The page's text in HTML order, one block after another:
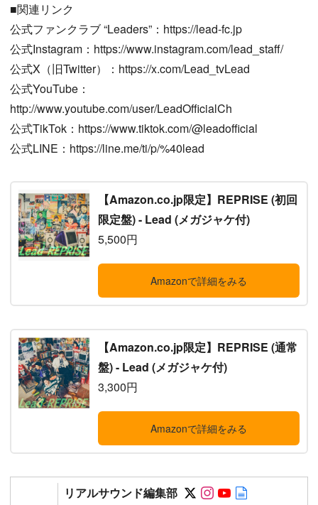
■関連リンク
公式ファンクラブ “Leaders”：https://lead-fc.jp
公式Instagram：https://www.instagram.com/lead_staff/
公式X（旧Twitter）：https://x.com/Lead_tvLead
公式YouTube：
http://www.youtube.com/user/LeadOfficialCh
公式TikTok：https://www.tiktok.com/@leadofficial
公式LINE：https://line.me/ti/p/%40lead
【Amazon.co.jp限定】REPRISE (初回
限定盤) - Lead (メガジャケ付)
5,500円
Amazonで詳細をみる
【Amazon.co.jp限定】REPRISE (通常
盤) - Lead (メガジャケ付)
3,300円
Amazonで詳細をみる
リアルサウンド編集部 Follow on SNS
Follow on SNS
Follow on